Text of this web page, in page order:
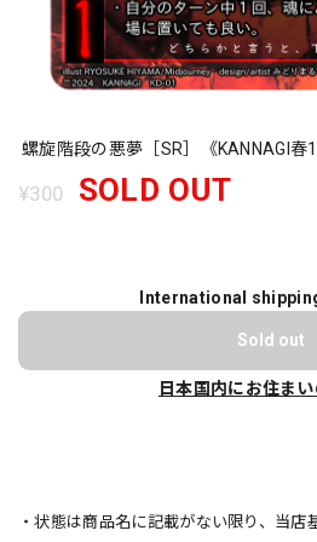
螺旋階段の悪夢［SR］《KANNAGI春
¥300 SOLD OUT
International
Sold out
日本国内にお住ま
・状態は商品名に記載がない限り、当店